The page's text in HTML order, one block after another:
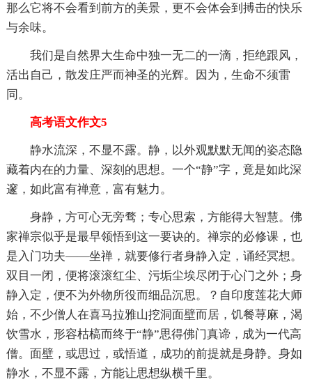
那么它将不会看到前方的美景，更不会体会到搏击的快乐
与余味。
我们是自然界大生命中独一无二的一滴，拒绝跟风，
活出自己，散发庄严而神圣的光辉。因为，生命不须雷
同。
高考语文作文5
静水流深，不显不露。静，以外观默默无闻的姿态隐
藏着内在的力量、深刻的思想。一个“静”字，竟是如此深
邃，如此富有禅意，富有魅力。
身静，方可心无旁骛；专心思索，方能得大智慧。佛
家禅宗似乎是最早领悟到这一要诀的。禅宗的必修课，也
是入门功夫——坐禅，就要修行者身静入定，诵经冥想。
双目一闭，便将滚滚红尘、污垢尘埃尽闭于心门之外；身
静入定，便不为外物所役而细品沉思。？自印度莲花大师
始，不少僧人在喜马拉雅山挖洞面壁而居，饥餐荨麻，渴
饮雪水，形容枯槁而终于“静”思得佛门真谛，成为一代高
僧。面壁，或思过，或悟道，成功的前提就是身静。身如
静水，不显不露，方能让思想纵横千里。